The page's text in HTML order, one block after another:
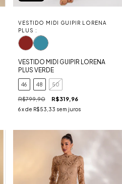
VESTIDO MIDI GUIPIR LORENA
PLUS :
VESTIDO MIDI GUIPIR LORENA
PLUS VERDE
46 48 50
R$799,90 R$319,96
6 x de R$53,33 sem juros